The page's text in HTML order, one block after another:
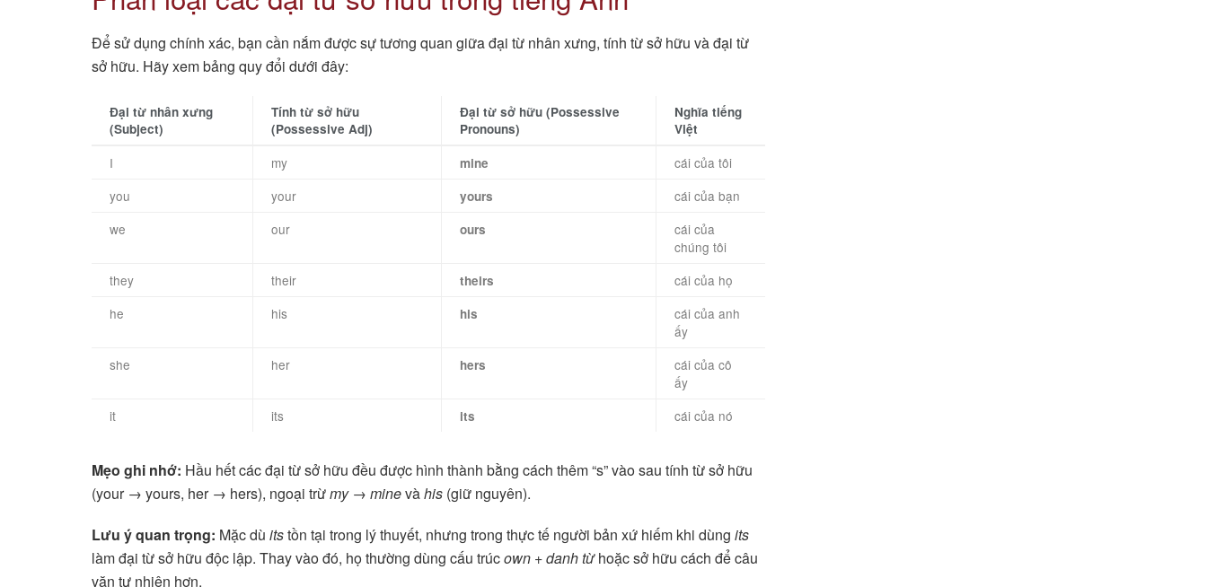
Để sử dụng chính xác, bạn cần nắm được sự tương quan giữa đại từ nhân xưng, tính từ sở hữu và đại từ
sở hữu. Hãy xem bảng quy đổi dưới đây:
Đại từ nhân xưng
(Subject)
Tính từ sở hữu
(Possessive Adj)
Đại từ sở hữu (Possessive
Pronouns)
Nghĩa tiếng
Việt
I my mine
cái của tôi
you
your yours
cái của bạn
we
our ours
cái của
chúng tôi
they
their theirs
cái của họ
he
his his
cái của anh
ấy
she
her hers
cái của cô
ấy
it
its its cái của nó
Mẹo ghi nhớ: Hầu hết các đại từ sở hữu đều được hình thành bằng cách thêm “s” vào sau tính từ sở hữu
(your → yours, her → hers), ngoại trừmy → minevàhis (giữ nguyên).
Lưu ý quan trọng: Mặc dù itstồn tại trong lý thuyết, nhưng trong thực tế người bản xứ hiếm khi dùng its
làm đại từ sở hữu độc lập. Thay vào đó, họ thường dùng cấu trúcown + danh từhoặc sở hữu cách để câu
văn tự nhiên hơn.